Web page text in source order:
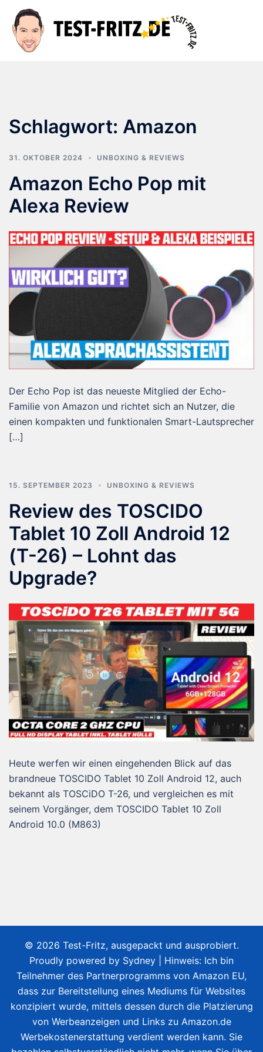
Inhalt
springen
Schlagwort: Amazon
31. OKTOBER 2024 UNBOXING & REVIEWS
Amazon Echo Pop mit
Alexa Review
Der Echo Pop ist das neueste Mitglied der Echo-
Familie von Amazon und richtet sich an Nutzer, die
einen kompakten und funktionalen Smart-Lautsprecher
[…]
15. SEPTEMBER 2023 UNBOXING & REVIEWS
Review des TOSCIDO
Tablet 10 Zoll Android 12
(T-26) – Lohnt das
Upgrade?
Heute werfen wir einen eingehenden Blick auf das
brandneue TOSCIDO Tablet 10 Zoll Android 12, auch
bekannt als TOSCiDO T-26, und vergleichen es mit
seinem Vorgänger, dem TOSCIDO Tablet 10 Zoll
Android 10.0 (M863)
© 2026 Test-Fritz, ausgepackt und ausprobiert.
Proudly powered by Sydney | Hinweis: Ich bin
Teilnehmer des Partnerprogramms von Amazon EU,
dass zur Bereitstellung eines Mediums für Websites
konzipiert wurde, mittels dessen durch die Platzierung
von Werbeanzeigen und Links zu Amazon.de
Werbekostenerstattung verdient werden kann. Sie